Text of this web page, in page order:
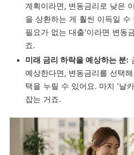
계획이라면, 변동금리로 낮은
을 상환하는 게 훨씬 이득일
필요가 없는 대출'이라면 변동
죠.
미래 금리 하락을 예상하는 분:
예상한다면, 변동금리를 선택
택을 누릴 수 있어요. 마치 '날
잡는 거죠.